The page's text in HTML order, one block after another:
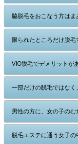
脇脱毛をおこなう方は
限られたところだけ脱
VIO脱毛でデメリットが
一部だけの脱毛ではなく
男性の方に、女の子の
脱毛エステに通う女子の